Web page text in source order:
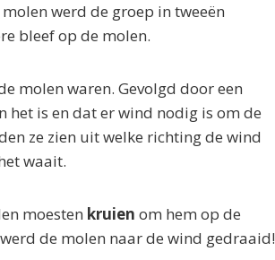
werd de groep in tweeën
bleef op de molen.
molen waren. Gevolgd door een
het is en dat er wind nodig is om de
ze zien uit welke richting de wind
waait.
moesten kruien om hem op de
de molen naar de wind gedraaid!